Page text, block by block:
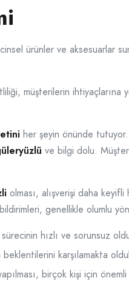
ürünler ve aksesuarlar
müşterilerin
her şeyin önünde
ve bilgi dolu.
olması, alışverişi daha
genellikle olumlu
hızlı ve sorunsuz
karşılamakta
birçok kişi için